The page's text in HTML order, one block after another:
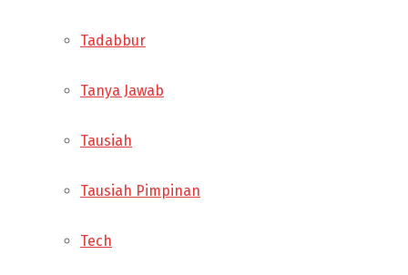
Tadabbur
Tanya Jawab
Tausiah
Tausiah Pimpinan
Tech